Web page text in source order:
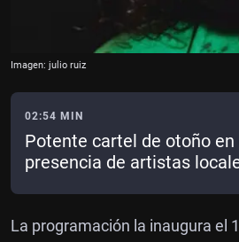
Imagen: julio ruiz
02:54 MIN
Potente cartel de otoño
presencia de artistas
La programación la inaugura el